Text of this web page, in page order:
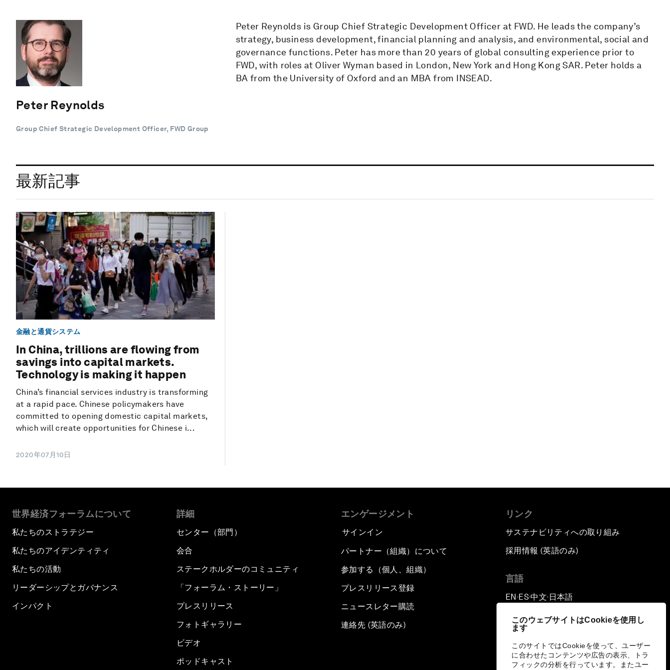
このウェブサイトはCookieを使用し
ます
このサイトではCookieを使って、ユーザー
に合わせたコンテンツや広告の表示、トラ
フィックの分析を行っています。またユー
Peter Reynolds
Group Chief Strategic Development Officer, FWD Group
Peter Reynolds is Group Chief Strategic Development Officer at FWD. He leads the company’s
strategy, business development, financial planning and analysis, and environmental, social and
governance functions. Peter has more than 20 years of global consulting experience prior to
FWD, with roles at Oliver Wyman based in London, New York and Hong Kong SAR. Peter holds a
BA from the University of Oxford and an MBA from INSEAD.
最新記事
金融と通貨システム
In China, trillions are flowing from
savings into capital markets.
Technology is making it happen
China’s financial services industry is transforming
at a rapid pace. Chinese policymakers have
committed to opening domestic capital markets,
which will create opportunities for Chinese i...
2020年07月10日
世界経済フォーラムについて
私たちのストラテジー
私たちのアイデンティティ
私たちの活動
リーダーシップとガバナンス
インパクト
詳細
センター（部門）
会合
ステークホルダーのコミュニティ
「フォーラム・ストーリー」
プレスリリース
フォトギャラリー
ビデオ
ポッドキャスト
エンゲージメント
サインイン
パートナー（組織）について
参加する（個人、組織）
プレスリリース登録
ニュースレター購読
連絡先 (英語のみ)
リンク
サステナビリティへの取り組み
採用情報 (英語のみ)
言語
EN ▪ ES▪中文▪ 日本語